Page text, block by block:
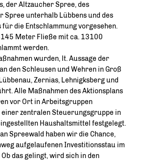
der Altzaucher Spree, des
Spree unterhalb Lübbens und des
für die Entschlammung vorgesehen.
Meter Fließe mit ca. 13100
werden.
wurden, lt. Aussage der
den Schleusen und Wehren in Groß
Zernias, Lehnigksberg und
Alle Maßnahmen des Aktionsplans
vor Ort in Arbeitsgruppen
einer zentralen Steuerungsgruppe in
Haushaltsmittel festgelegt.
Spreewald haben wir die Chance,
aufgelaufenen Investitionsstau im
das gelingt, wird sich in den